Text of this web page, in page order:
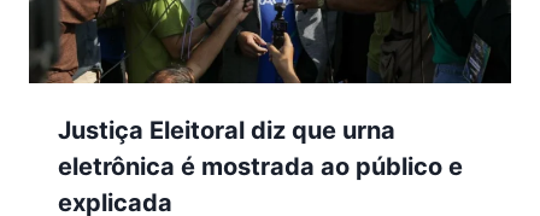
Justiça Eleitoral diz que urna
eletrônica é mostrada ao público e
explicada